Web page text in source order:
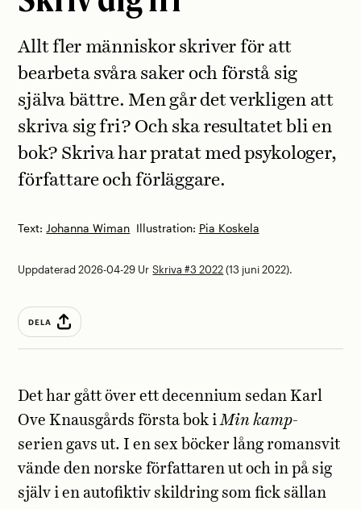
Text: Johanna Wiman Illustration: Pia Koskela
Allt fler människor skriver för att
bearbeta svåra saker och förstå sig
själva bättre. Men går det verkligen att
skriva sig fri? Och ska resultatet bli en
bok? Skriva har pratat med psykologer,
författare och förläggare.
Uppdaterad 2026-04-29 UrSkriva #3 2022(13 juni 2022).
DELA
Det har gått över ett decennium sedan Karl
Ove Knausgårds första bok i Min kamp-
serien gavs ut. I en sex böcker lång romansvit
vände den norske författaren ut och in på sig
själv i en autofiktiv skildring som fick sällan